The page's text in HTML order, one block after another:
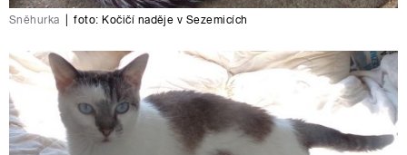
Sněhurka foto: Kočičí naděje v Sezemicích